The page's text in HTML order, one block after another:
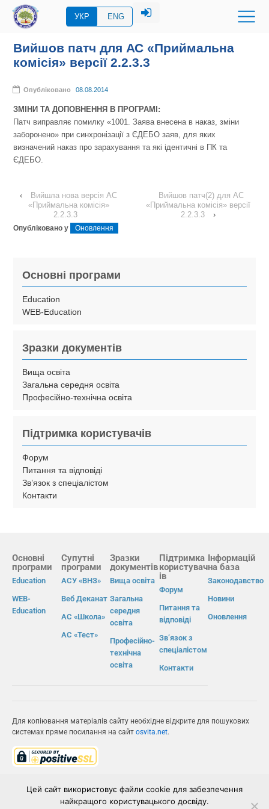
УКР ENG
Вийшов патч для АС «Приймальна
комісія» версії 2.2.3.3
Опубліковано 08.08.2014
ЗМІНИ ТА ДОПОВНЕННЯ В ПРОГРАМІ:
Патч виправляє помилку«1001. Заява внесена в наказ, зміни
заборонено» при синхронізації з ЄДЕБО заяв, для яких
визначений наказ про зарахування та які ідентичні в ПК та
ЄДЕБО.
‹
Вийшла нова версія АС
«Приймальна комісія»
2.2.3.3
Вийшов патч(2) для АС
«Приймальна комісія» версії
2.2.3.3
›
Опубліковано у Оновлення
Основні програми
Education
WEB-Education
Зразки документів
Вища освіта
Загальна середня освіта
Професійно-технічна освіта
Підтримка користувачів
Форум
Питання та відповіді
Зв’язок з спеціалістом
Контакти
Основні
програми
Education
WEB-
Education
Супутні
програми
АСУ «ВНЗ»
Веб Деканат
АС «Школа»
АС «Тест»
Зразки
документів
Вища освіта
Загальна
середня
освіта
Професійно-
технічна
освіта
Підтримка
користувач
ів
Форум
Питання та
відповіді
Зв’язок з
спеціалістом
Контакти
Інформацій
на база
Законодавство
Новини
Оновлення
Для копіювання матеріалів сайту необхідне відкрите для пошукових
системах пряме посилання на сайт osvita.net.
Цей сайт використовує файли cookie для забезпечення
найкращого користувацького досвіду.